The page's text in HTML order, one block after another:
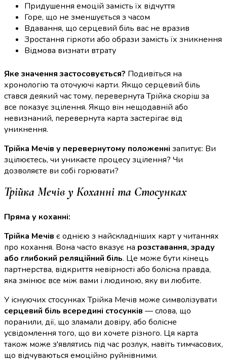
Придушення емоцій замість їх відчуття
Горе, що не зменшується з часом
Вдавання, що серцевий біль вас не вразив
Зростання гіркоти або образи замість їх зникнення
Відмова визнати втрату
Яке значення застосовується? Подивіться на
хронологію та оточуючі карти. Якщо серцевий біль
стався деякий час тому, перевернута Трійка скоріш за
все показує зцілення. Якщо він нещодавній або
невизнаний, перевернута карта застерігає від
уникнення.
Трійка Мечів у перевернутому положенні запитує: Ви
зцілюєтесь, чи уникаєте процесу зцілення? Чи
дозволяєте ви собі горювати?
Трійка Мечів у Коханні та Стосунках
Пряма у коханні:
Трійка Мечів є однією з найскладніших карт у читаннях
про кохання. Вона часто вказує на розставання, зраду
або глибокий реляційний біль. Це може бути кінець
партнерства, відкриття невірності або болісна правда,
яка змінює все між вами і людиною, яку ви любите.
У існуючих стосунках Трійка Мечів може символізувати
серцевий біль всередині стосунків — слова, що
поранили, дії, що зламали довіру, або болісне
усвідомлення того, що ви хочете різного. Ця карта
також може з'являтись під час розлук, навіть тимчасових,
що відчуваються емоційно руйнівними.